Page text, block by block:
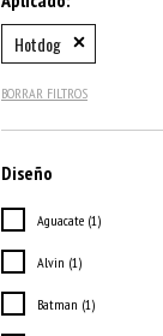
Hotdog
BORRAR FILTROS
Diseño
Aguacate (1)
Alvin (1)
Batman (1)